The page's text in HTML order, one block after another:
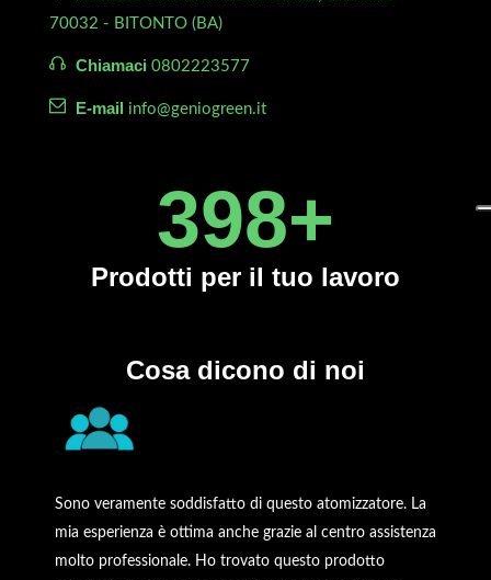
70032 - BITONTO (BA)
Chiamaci 0802223577
E-mail info@geniogreen.it
450+
Prodotti per il tuo lavoro
Cosa dicono di noi
Sono veramente soddisfatto di questo atomizzatore. La
mia esperienza è ottima anche grazie al centro assistenza
molto professionale. Ho trovato questo prodotto